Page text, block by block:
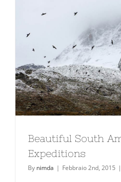
Beautiful South
Expeditions
By nimda | Febbraio 2nd, 2015 |